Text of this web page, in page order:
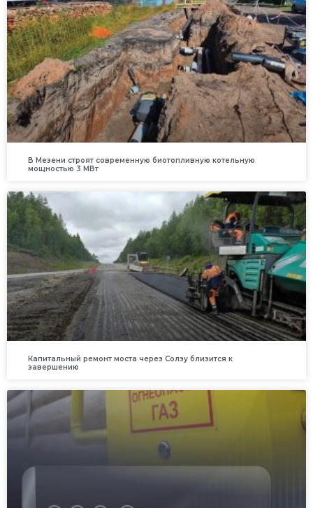
В Мезени строят современную биотопливную котельную
мощностью 3 МВт
Капитальный ремонт моста через Солзу близится к
завершению